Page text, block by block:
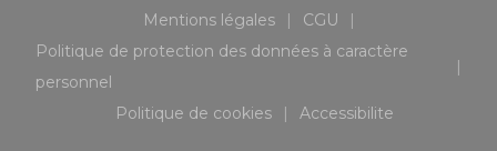
Mentions légales
((ouvre une nouvelle fenêtre))
CGU
((ouvre une
Politique de protection des données à caractère
personnel
((ouvre une nouvelle fenêtre))
Politique de cookies
((ouvre une nouvelle fenêtre))
Accessibilite